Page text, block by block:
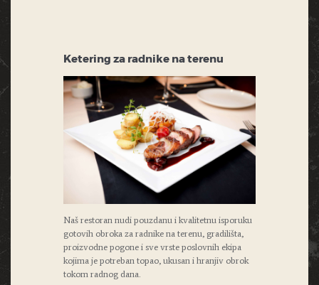
Ketering za radnike na terenu
Naš restoran nudi pouzdanu i kvalitetnu isporuku
gotovih obroka za radnike na terenu, gradilišta,
proizvodne pogone i sve vrste poslovnih ekipa
kojima je potreban topao, ukusan i hranjiv obrok
tokom radnog dana.